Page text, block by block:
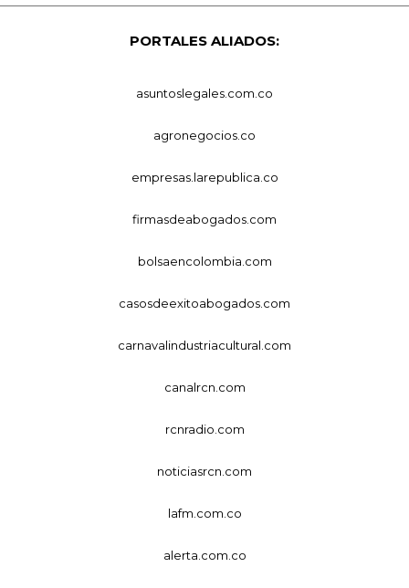
PORTALES ALIADOS:
asuntoslegales.com.co
agronegocios.co
empresas.larepublica.co
firmasdeabogados.com
bolsaencolombia.com
casosdeexitoabogados.com
carnavalindustriacultural.com
canalrcn.com
rcnradio.com
noticiasrcn.com
lafm.com.co
alerta.com.co